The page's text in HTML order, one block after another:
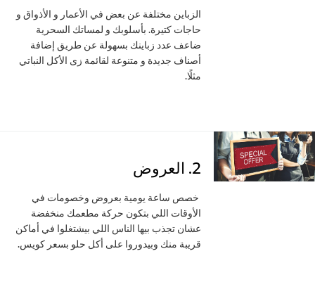
الزباين مختلفة عن بعض في الأعمار و الأذواق و
حاجات كتيرة. بأسلوبك و لمساتك السحرية
ضاعف عدد زباينك بسهولة عن طريق إضافة
أصناف جديدة و متنوعة لقائمة زى الأكل النباتي
2. العروض
خصص ساعة يومية بعروض وخصومات في
الأوقات اللي بتكون حركة مطعمك منخفضة
عشان تجذب بيها الناس اللي بيشتغلوا في أماكن
قريبة منك وبيدوروا على أكل حلو بسعر كويس.